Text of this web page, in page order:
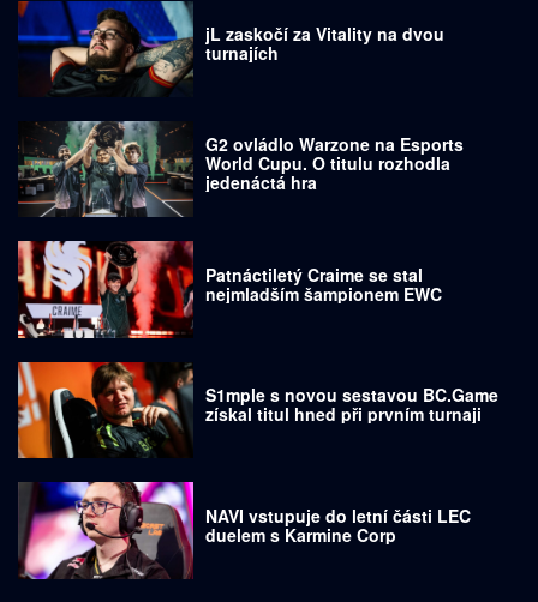
jL zaskočí za Vitality na dvou
turnajích
G2 ovládlo Warzone na Esports
World Cupu. O titulu rozhodla
jedenáctá hra
Patnáctiletý Craime se stal
nejmladším šampionem EWC
S1mple s novou sestavou BC.Game
získal titul hned při prvním turnaji
NAVI vstupuje do letní části LEC
duelem s Karmine Corp